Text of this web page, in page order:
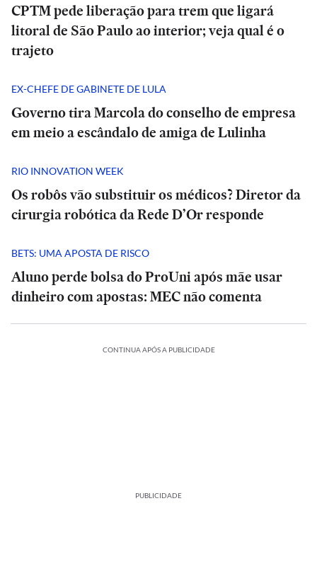
CPTM pede liberação para trem que ligará
litoral de São Paulo ao interior; veja qual é o
trajeto
EX-CHEFE DE GABINETE DE LULA
Governo tira Marcola do conselho de empresa
em meio a escândalo de amiga de Lulinha
RIO INNOVATION WEEK
Os robôs vão substituir os médicos? Diretor da
cirurgia robótica da Rede D’Or responde
BETS: UMA APOSTA DE RISCO
Aluno perde bolsa do ProUni após mãe usar
dinheiro com apostas: MEC não comenta
CONTINUA APÓS A PUBLICIDADE
PUBLICIDADE